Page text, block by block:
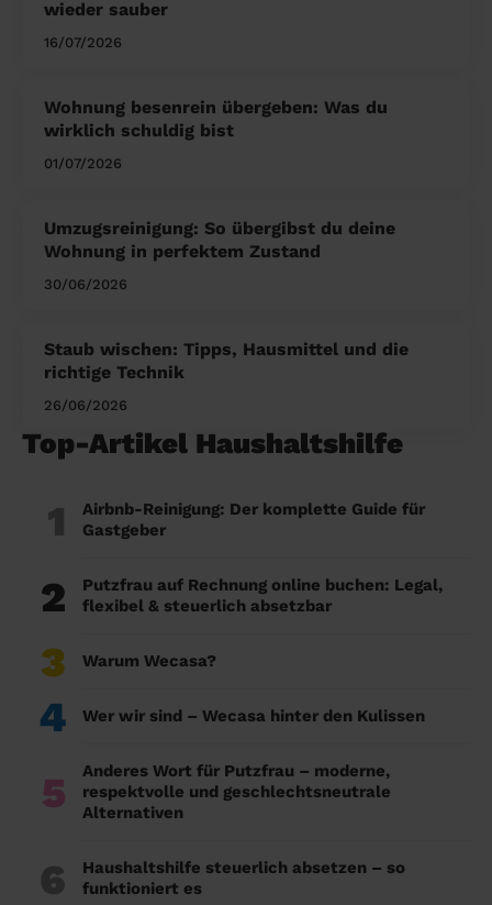
wieder sauber
16/07/2026
Wohnung besenrein übergeben: Was du
wirklich schuldig bist
01/07/2026
Umzugsreinigung: So übergibst du deine
Wohnung in perfektem Zustand
30/06/2026
Staub wischen: Tipps, Hausmittel und die
richtige Technik
26/06/2026
Top-Artikel Haushaltshilfe
1
Airbnb-Reinigung: Der komplette Guide für
Gastgeber
2
Putzfrau auf Rechnung online buchen: Legal,
flexibel & steuerlich absetzbar
3 Warum Wecasa?
4 Wer wir sind – Wecasa hinter den Kulissen
5
Anderes Wort für Putzfrau – moderne,
respektvolle und geschlechtsneutrale
Alternativen
6
Haushaltshilfe steuerlich absetzen – so
funktioniert es